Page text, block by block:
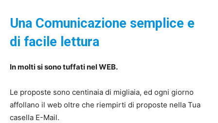
Una Comunicazione semplice e
di facile lettura
In molti si sono tuffati nel WEB.
Le proposte sono centinaia di migliaia, ed ogni giorno
affollano il web oltre che riempirti di proposte nella Tua
casella E-Mail.